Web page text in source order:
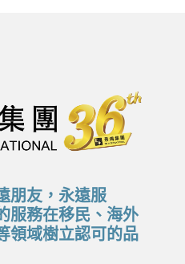
朋友，永遠服
服務在移民、海外
領域樹立認可的品